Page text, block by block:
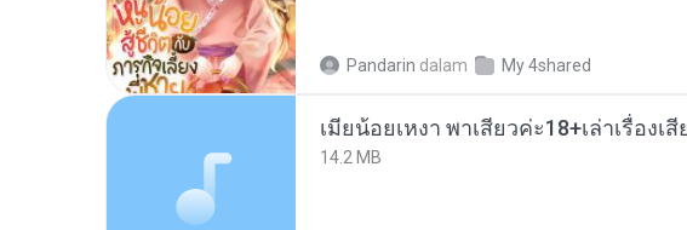
Pandarin dalam My 4shared
14.2 MB